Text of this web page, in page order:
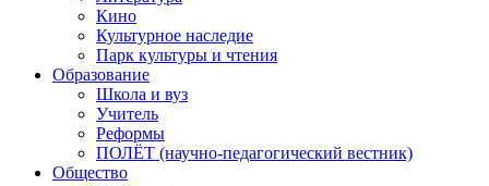
Кино
Культурное наследие
Парк культуры и чтения
Образование
Школа и вуз
Учитель
Реформы
ПОЛЁТ (научно-педагогический вестник)
Общество